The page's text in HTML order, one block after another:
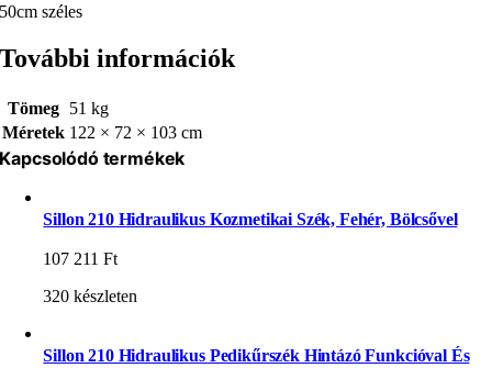
50cm széles
További információk
Tömeg 51 kg
Méretek 122 × 72 × 103 cm
Kapcsolódó termékek
Sillon 210 Hidraulikus Kozmetikai Szék, Fehér, Bölcsővel
107 211Ft
320 készleten
Sillon 210 Hidraulikus Pedikűrszék Hintázó Funkcióval És